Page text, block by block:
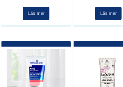
Läs mer Läs mer